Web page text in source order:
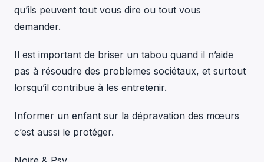
qu’ils peuvent tout vous dire ou tout vous
demander.
Il est important de briser un tabou quand il n’aide
pas à résoudre des problemes sociétaux, et surtout
lorsqu’il contribue à les entretenir.
Informer un enfant sur la dépravation des mœurs
c’est aussi le protéger.